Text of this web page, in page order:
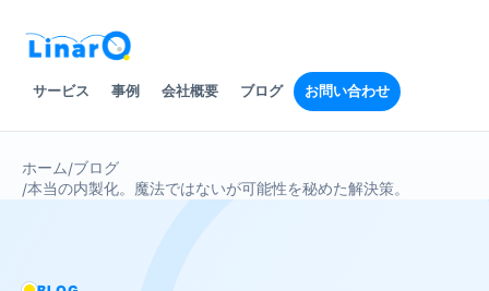
サービス 事例 会社概要 ブログ お問い合わせ
ホーム/ブログ
/本当の内製化。魔法ではないが可能性を秘めた解決策。